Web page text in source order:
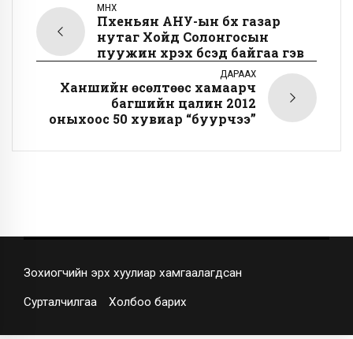
ӨМНӨХ
Пхеньян АНУ-ын бүх газар
нутаг Хойд Солонгосын
пуужин хүрэх бүсэд байгаа гэв
ДАРААХ
Ханшийн өсөлтөөс хамаарч
багшийн цалин 2012
оныхоос 50 хувиар “буурчээ”
Зохиогчийн эрх хуулиар хамгаалагдсан
Сурталчилгаа Холбоо барих